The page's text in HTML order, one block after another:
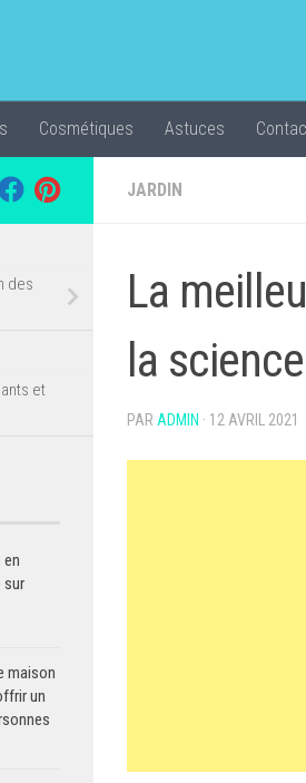
Cosmétiques Astuces
JARDIN
La
la
PAR ADMIN · 12 AVRIL 2021
des
et
sur
maison
un